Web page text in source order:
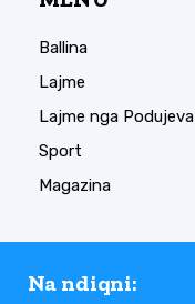
Ballina
Lajme
Lajme nga Podujeva
Sport
Magazina
Na ndiqni: